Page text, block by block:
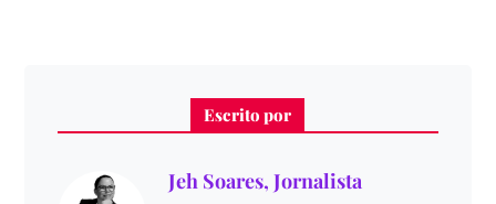
Escrito por
Jeh Soares, Jornalista